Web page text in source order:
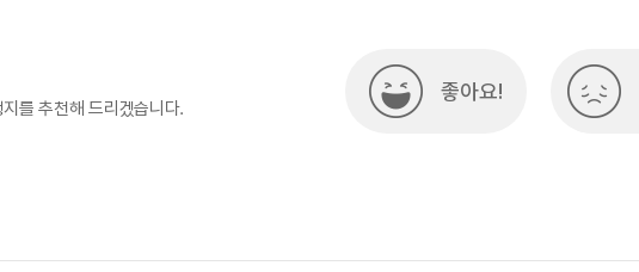
를 추천해 드리겠습니다.
좋아요!